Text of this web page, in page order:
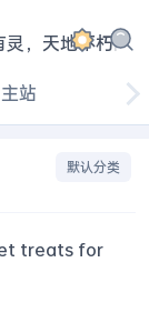
灵，天地不朽|
主站
默认分类
treats for